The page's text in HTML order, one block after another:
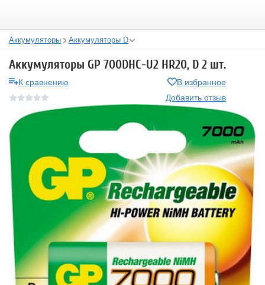
Аккумуляторы Аккумуляторы D
Аккумуляторы GP 700DHC-U2 HR20, D 2 шт.
К сравнению
В избранное
Добавить отзыв